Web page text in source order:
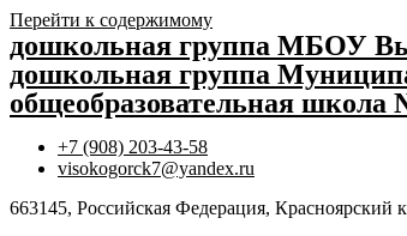
Перейти к содержимому
дошкольная группа МБОУ
дошкольная группа
общеобразовательная школа
+7 (908) 203-43-58
visokogorck7@yandex.ru
663145, Российская Федерация,